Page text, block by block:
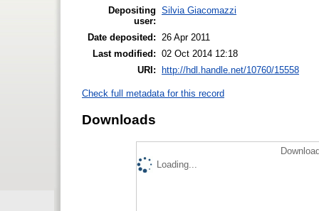
Depositing
user:
Silvia Giacomazzi
Date deposited:
26 Apr 2011
Last modified: 02 Oct 2014 12:18
URI:
http://hdl.handle.net/10760/15558
Check full metadata for this record
Downloads
Loading...